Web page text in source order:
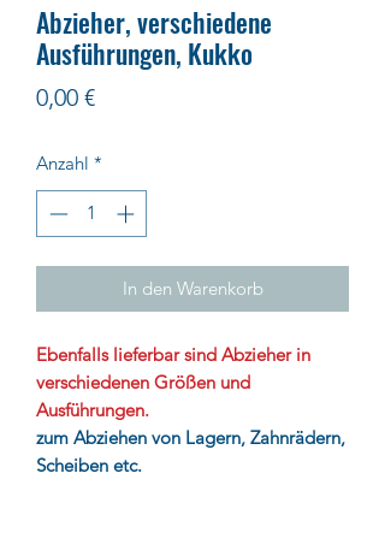
Abzieher, verschiedene
Ausführungen, Kukko
0,00 €Preis
Anzahl *
In den Warenkorb
Ebenfalls lieferbar sind Abzieher in
verschiedenen Größen und
Ausführungen.
zum Abziehen von Lagern, Zahnrädern,
Scheiben etc.